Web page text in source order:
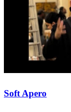
Soft Apero